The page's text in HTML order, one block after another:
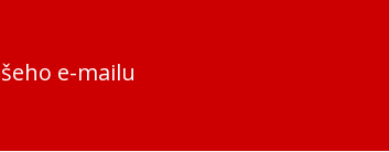
e-mailu